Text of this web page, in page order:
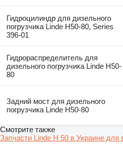
Гидроцилиндр для дизельного
погрузчика Linde H50-80, Series
396-01
Гидрораспределитель для
дизельного погрузчика Linde H50-
80
Задний мост для дизельного
погрузчика Linde H50-80
Смотрите также
Запчасти Linde H 50 в Украине для